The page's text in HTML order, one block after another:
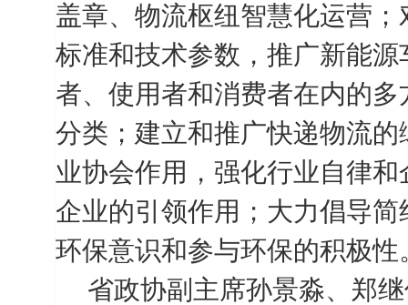
盖章、物流枢纽智慧化运营
标准和技术参数，推广新能
者、使用者和消费者在内的
分类；建立和推广快递物流
业协会作用，强化行业自律
企业的引领作用；大力倡导
环保意识和参与环保的积极性
省政协副主席孙景淼、郑